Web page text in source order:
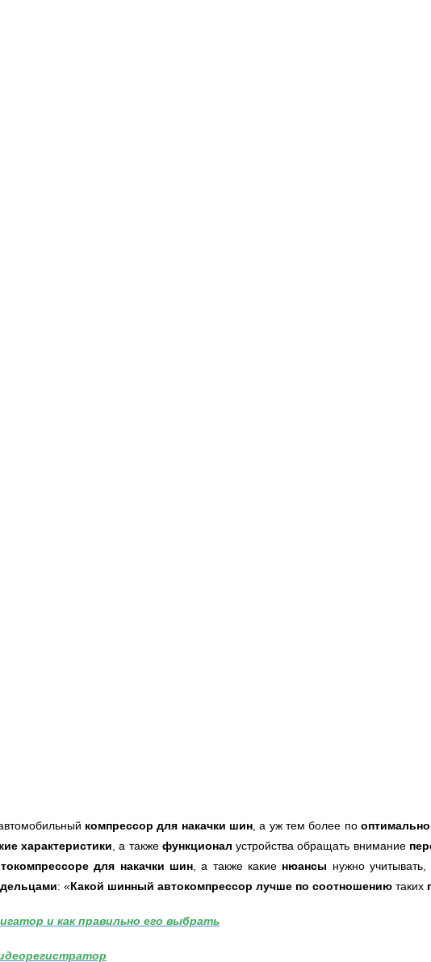
компрессор для накачки шин, а уж тем более по
характеристики, а также функционал устройства обращать внимание
для накачки шин, а также какие нюансы нужно
: «Какой шинный автокомпрессор лучше по соотношению таких
и как правильно его выбрать